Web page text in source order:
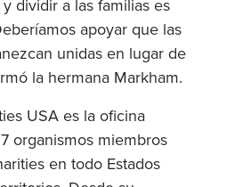
dividir a las familias es
apoyar que las
unidas en lugar de
la hermana Markham.
USA es la oficina
organismos miembros
en todo Estados